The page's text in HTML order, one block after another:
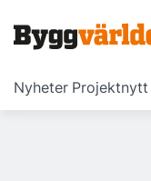
Nyheter Projektnytt